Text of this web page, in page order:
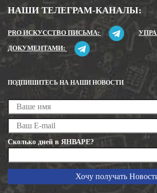
НАШИ ТЕЛЕГРАМ-КАНАЛЫ:
PRO ИСКУССТВО ПИСЬМА:
ДОКУМЕНТАМИ:
ПОДПИШИТЕСЬ НА НАШИ НОВОСТИ
Сколько дней в ЯНВАРЕ?